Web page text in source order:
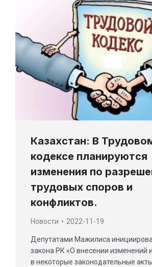
Казахстан: В
кодексе планируются
изменения по
трудовых споров и
конфликтов.
Новости 2022-11-19
Депутатами Мажилиса
закона РК «О внесении изменений
в некоторые законодательные